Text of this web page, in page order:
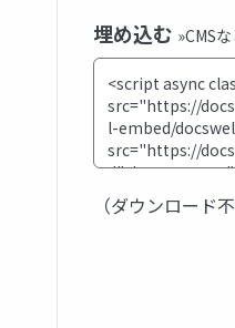
埋め込む »CMS
（ダウンロード不